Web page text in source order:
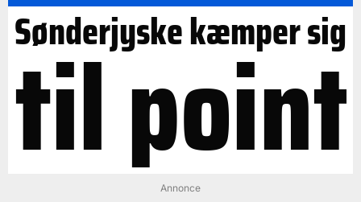
Sønderjyske kæmper sig
til point
Annonce